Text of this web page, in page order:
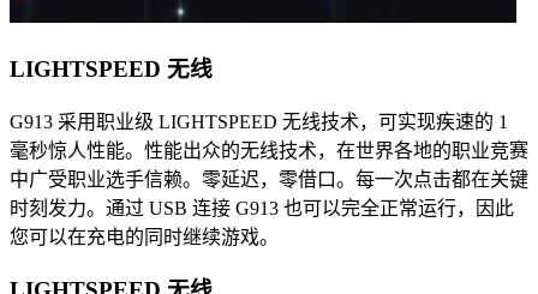
LIGHTSPEED 无线
G913 采用职业级 LIGHTSPEED 无线技术，可实现疾速的 1
毫秒惊人性能。性能出众的无线技术，在世界各地的职业竞赛
中广受职业选手信赖。零延迟，零借口。每一次点击都在关键
时刻发力。通过 USB 连接 G913 也可以完全正常运行，因此
您可以在充电的同时继续游戏。